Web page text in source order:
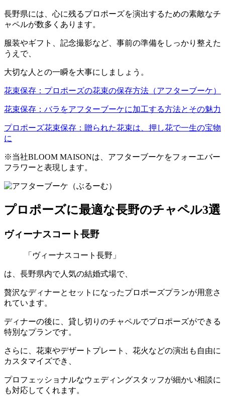
長野県には、心に残るプロポーズを演出するための素敵なチ
ャペルが数多くあります。
服装やギフト、記念撮影など、事前の準備をしっかり整えた
うえで、
大切な人との一瞬を大事にしましょう。
花束保存：プロポーズの花束の保存方法（アフターブーケ）
花束保存：バラをアフターブーケに加工する方法とその魅力
プロポーズ花束保存：贈られた花束は、押し花で一生の宝物
に
※当社BLOOM MAISONは、アフターブーケをフォーエバー
フラワーと表現します。
プロポーズに最適な長野のチャペル3選
ヴィーナスコート長野
「ヴィーナスコート長野」
は、長野県内で人気の結婚式場で、
贅沢なディナーとセットになったプロポーズプランが用意さ
れています。
ディナーの後に、貸し切りのチャペルでプロポーズができる
特別なプランです。
さらに、花束やデザートプレート、花火などの演出も自由に
カスタマイズでき、
プロフェッショナルなウェディングスタッフが細かい相談に
も対応してくれます。